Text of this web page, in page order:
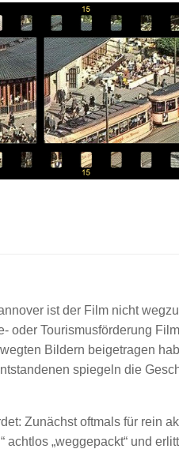
ist der Film nicht
oder Tourismusförderung
Bildern beigetragen
spiegeln die
Zunächst oftmals für rein
„weggepackt“ und